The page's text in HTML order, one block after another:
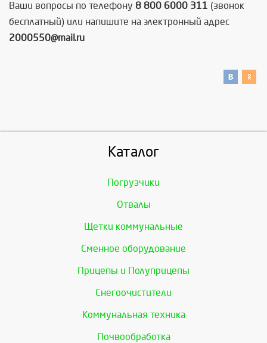
Ваши вопросы по телефону 8 800 6000 311 (звонок
бесплатный) или напишите на электронный адрес
2000550@mail.ru
Каталог
Погрузчики
Отвалы
Щетки коммунальные
Сменное оборудование
Прицепы и Полуприцепы
Снегоочистители
Коммунальная техника
Почвообработка